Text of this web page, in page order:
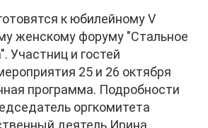
к юбилейному V
женскому форуму "Стальное
Участниц и гостей
25 и 26 октября
программа. Подробности
оргкомитета
деятель Ирина